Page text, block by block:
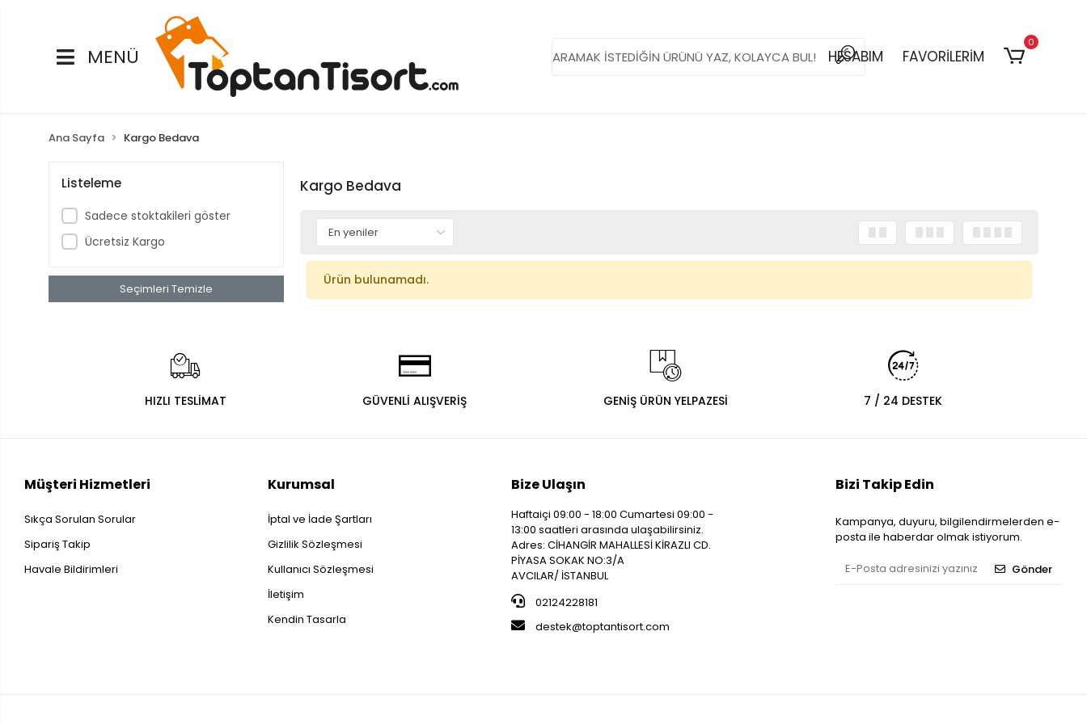
MENÜ HESABIM FAVORİLERİM
0
Ana Sayfa Kargo Bedava
Listeleme
Sadece stoktakileri göster
Ücretsiz Kargo
Seçimleri Temizle
Kargo Bedava
Ürün bulunamadı.
HIZLI TESLİMAT GÜVENLİ ALIŞVERİŞ GENİŞ ÜRÜN YELPAZESİ 7 / 24 DESTEK
Müşteri Hizmetleri
Sıkça Sorulan Sorular
Sipariş Takip
Havale Bildirimleri
Kurumsal
İptal ve İade Şartları
Gizlilik Sözleşmesi
Kullanıcı Sözleşmesi
İletişim
Kendin Tasarla
Bize Ulaşın
Haftaiçi 09:00 - 18:00 Cumartesi 09:00 -
13:00 saatleri arasında ulaşabilirsiniz.
Adres: CİHANGİR MAHALLESİ KİRAZLI CD.
PİYASA SOKAK NO:3/A
AVCILAR/ İSTANBUL
02124228181
destek@toptantisort.com
Bizi Takip Edin
Kampanya, duyuru, bilgilendirmelerden e-
posta ile haberdar olmak istiyorum.
Gönder